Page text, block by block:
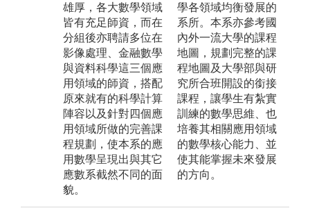
雄厚，各大數學領域
皆有充足師資，而在
分組後亦聘請多位在
影像處理、金融數學
與資料科學這三個應
用領域的師資，搭配
原來就有的科學計算
陣容以及針對四個應
用領域所做的完善課
程規劃，使本系的應
用數學呈現出與其它
應數系截然不同的面
貌。
學各領域均衡發展的
系所。本系亦參考國
內外一流大學的課程
地圖，規劃完整的課
程地圖及大學部與研
究所合班開設的銜接
課程，讓學生有紮實
訓練的數學思維、也
培養其相關應用領域
的數學核心能力、並
使其能掌握未來發展
的方向。